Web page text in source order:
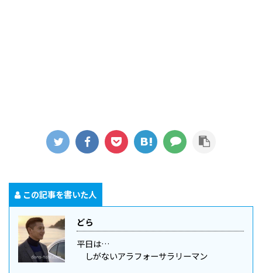
この記事を書いた人
どら
平日は…
しがないアラフォーサラリーマン